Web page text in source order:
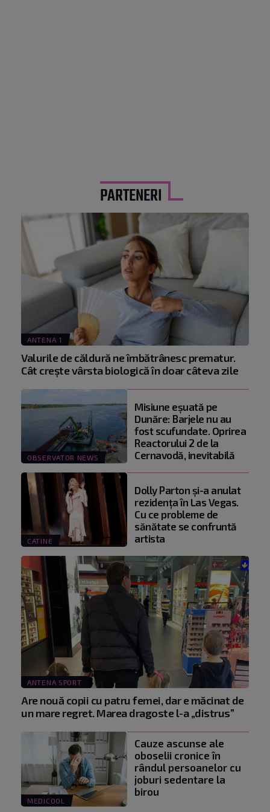
PARTENERI
ANTENA 1
Valurile de căldură ne îmbătrânesc prematur.
Cât crește vârsta biologică în doar câteva zile
OBSERVATOR NEWS
Misiune eșuată pe
Dunăre: Barjele nu au
fost scufundate. Oprirea
Reactorului 2 de la
Cernavodă, inevitabilă
CATINE
Dolly Parton și-a anulat
rezidența în Las Vegas.
Cu ce probleme de
sănătate se confruntă
artista
ANTENA SPORT
Are nouă copii cu patru femei, dar e măcinat de
un mare regret. Marea dragoste l-a „distrus”
MEDICOOL
Cauze ascunse ale
oboselii cronice în
rândul persoanelor cu
joburi sedentare la
birou